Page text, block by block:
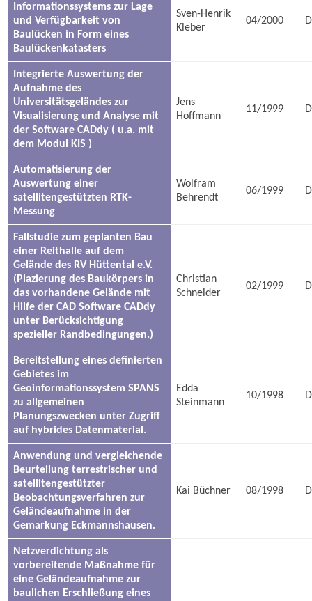
Informationssystems zur Lage
und Verfügbarkeit von
Baulücken in Form eines
Baulückenkatasters
Sven-Henrik
Kleber
04/2000
Integrierte Auswertung der
Aufnahme des
Universitätsgeländes zur
Visualisierung und Analyse mit
der Software CADdy ( u.a. mit
dem Modul KIS )
Jens
Hoffmann
11/1999
Automatisierung der
Auswertung einer
satellitengestützten RTK-
Messung
Wolfram
Behrendt
06/1999
Fallstudie zum geplanten Bau
einer Reithalle auf dem
Gelände des RV Hüttental e.V.
(Plazierung des Baukörpers in
das vorhandene Gelände mit
Hilfe der CAD Software CADdy
unter Berücksichtigung
spezieller Randbedingungen.)
Christian
Schneider
02/1999
Bereitstellung eines definierten
Gebietes im
Geoinformationssystem SPANS
zu allgemeinen
Planungszwecken unter Zugriff
auf hybrides Datenmaterial.
Edda
Steinmann
10/1998
Anwendung und vergleichende
Beurteilung terrestrischer und
satellitengestützter
Beobachtungsverfahren zur
Geländeaufnahme in der
Gemarkung Eckmannshausen.
Kai Büchner 08/1998
Netzverdichtung als
vorbereitende Maßnahme für
eine Geländeaufnahme zur
baulichen Erschließung eines